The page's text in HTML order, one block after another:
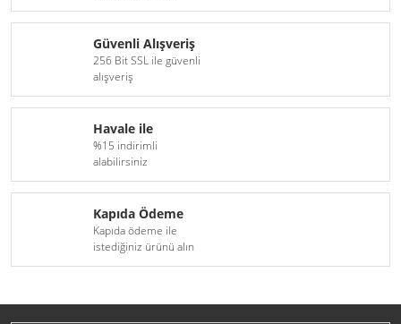
Güvenli Alışveriş
256 Bit SSL ile güvenli
alışveriş
Havale ile
%15 indirimli
alabilirsiniz
Kapıda Ödeme
Kapıda ödeme ile
istediğiniz ürünü alın